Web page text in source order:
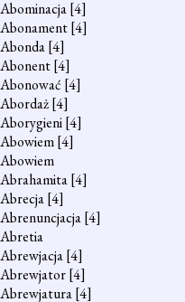
Abominacja[4]
Abonament[4]
Abonda[4]
Abonent[4]
Abonować [4]
Abordaż[4]
Aborygieni[4]
Abowiem[4]
Abowiem
Abrahamita[4]
Abrecja[4]
Abrenuncjacja[4]
Abretia
Abrewjacja[4]
Abrewjator[4]
Abrewjatura[4]